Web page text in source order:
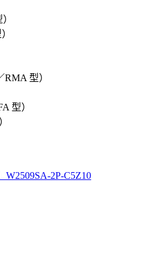
型）
型）
W2509SA-2P-C5Z10